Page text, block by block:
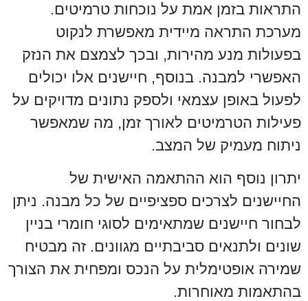
התראות בזמן אמת על נוכחות טרמיטים.
מערכת התראה מיידית מאפשרת לנקוט
בפעולות מנע מהירות, ובכך לצמצם את הנזק
האפשרי למבנה. בנוסף, חיישנים אלו יכולים
לפעול באופן עצמאי ולספק נתונים מדויקים על
פעילות הטרמיטים לאורך זמן, מה שמאפשר
ניתוח מעמיק של המצב.
יתרון נוסף הוא ההתאמה האישית של
החיישנים לצרכים ספציפיים של כל מבנה. ניתן
לבחור חיישנים שמתאימים לסוגי חומרי בניין
שונים ולתנאים סביבתיים מגוונים. זה מבטיח
שמירה אופטימלית על הנכס ומפחית את הצורך
בהתאמות מאוחרות.